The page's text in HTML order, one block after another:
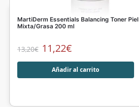
MartiDerm Essentials Balancing Toner Piel
Mixta/Grasa 200 ml
13,20€ 11,22€
Añadir al carrito